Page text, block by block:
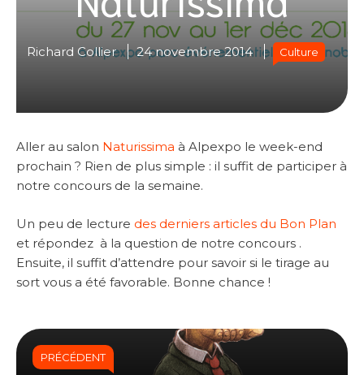
Richard Collier 24 novembre 2014 Culture
Aller au salon Naturissima à Alpexpo le week-end
prochain ? Rien de plus simple : il suffit de participer à
notre concours de la semaine.
Un peu de lecture des derniers articles du Bon Plan
et répondez à la question de notre concours .
Ensuite, il suffit d’attendre pour savoir si le tirage au
sort vous a été favorable. Bonne chance !
PRÉCÉDENT